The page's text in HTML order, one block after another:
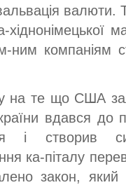
валюти.
хіднонімецької
ним компаніям
на те що США
вдався до
і створив
ка-піталу
закон,